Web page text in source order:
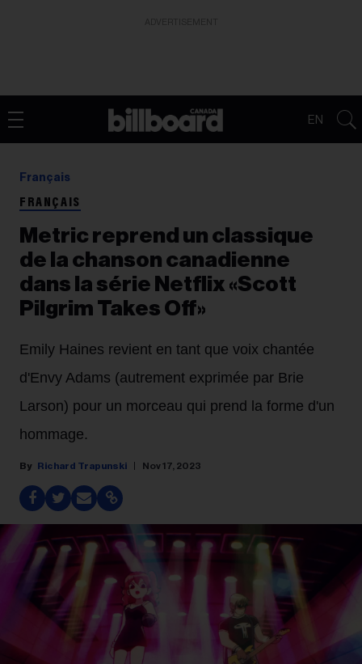
EN
Français
FRANÇAIS
Metric reprend un classique
de la chanson canadienne
dans la série Netflix «Scott
Pilgrim Takes Off»
Emily Haines revient en tant que voix chantée
d'Envy Adams (autrement exprimée par Brie
Larson) pour un morceau qui prend la forme d'un
hommage.
Richard Trapunski Nov 17, 2023